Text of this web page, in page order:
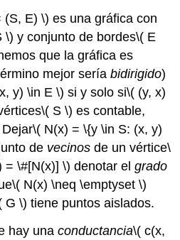
(S, E) \) es una gráfica con
\) y conjunto de bordes\( E
que la gráfica es
mejor seríabidirigido)
y) \in E \) si y solo si\( (y, x)
\( S \) es contable,
\( N(x) = \{y \in S: (x, y)
de vecinos de un vértice\
= \#[N(x)] \) denotar elgrado
\( N(x) \neq \emptyset \)
G \) tiene puntos aislados.
hay unaconductancia\( c(x,